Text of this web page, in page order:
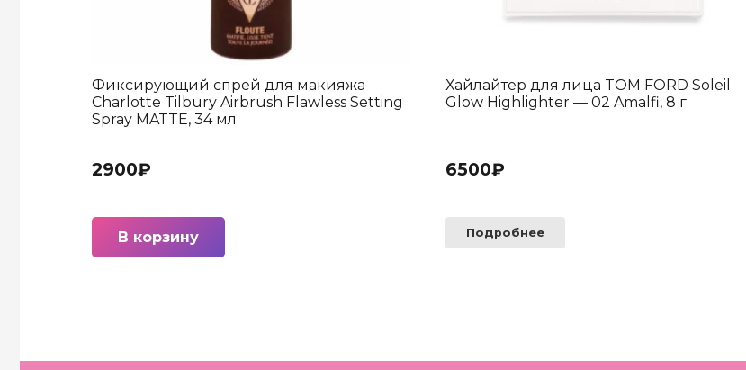
Фиксирующий спрей для макияжа
Charlotte Tilbury Airbrush Flawless Setting
Spray MATTE, 34 мл
2900₽
В корзину
Хайлайтер для лица TOM FORD Soleil
Glow Highlighter — 02 Amalfi, 8 г
6500₽
Подробнее